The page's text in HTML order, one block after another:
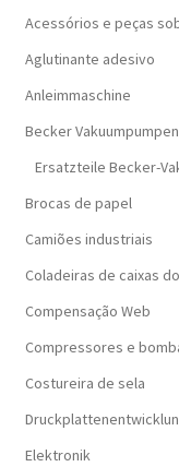
Acessórios e peças
Aglutinante adesivo
Anleimmaschine
Becker Vakuumpumpen
Ersatzteile Becker-
Brocas de papel
Camiões industriais
Coladeiras de caixas
Compensação Web
Compressores e
Costureira de sela
Elektronik